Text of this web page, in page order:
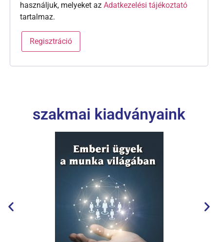
használjuk, melyeket az Adatkezelési tájékoztató
tartalmaz.
Regisztráció
szakmai kiadványaink